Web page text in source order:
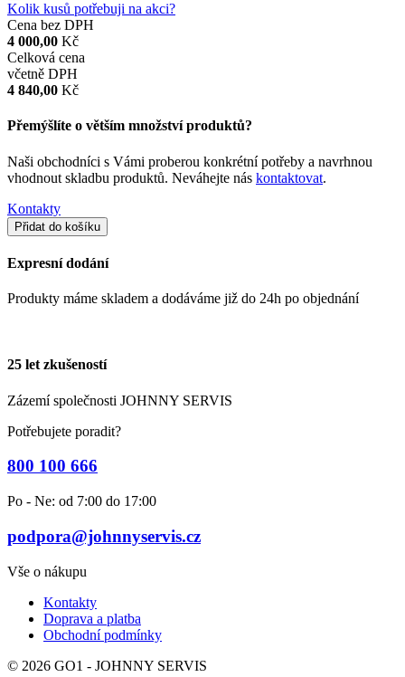
Kolik kusů potřebuji na akci?
Cena bez DPH
4 000,00 Kč
Celková cena
včetně DPH
4 840,00 Kč
Přemýšlíte o větším množství produktů?
Naši obchodníci s Vámi proberou konkrétní potřeby a navrhnou
vhodnout skladbu produktů. Neváhejte nás kontaktovat.
Kontakty
Expresní dodání
Produkty máme skladem a dodáváme již do 24h po objednání
25 let zkušeností
Zázemí společnosti JOHNNY SERVIS
Potřebujete poradit?
800 100 666
Po - Ne: od 7:00 do 17:00
podpora@johnnyservis.cz
Vše o nákupu
Kontakty
Doprava a platba
Obchodní podmínky
© 2026 GO1 - JOHNNY SERVIS